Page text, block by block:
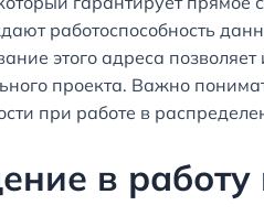
работоспособность
этого адреса
проекта. Важно
при работе в
в